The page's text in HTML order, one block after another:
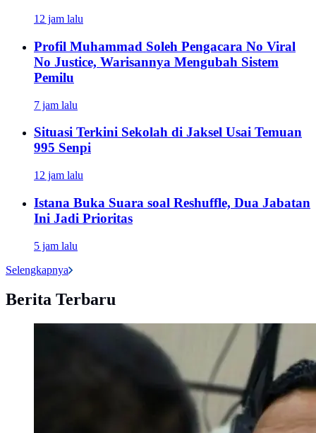
12 jam lalu
Profil Muhammad Soleh Pengacara No Viral
No Justice, Warisannya Mengubah Sistem
Pemilu
7 jam lalu
Situasi Terkini Sekolah di Jaksel Usai Temuan
995 Senpi
12 jam lalu
Istana Buka Suara soal Reshuffle, Dua Jabatan
Ini Jadi Prioritas
5 jam lalu
Selengkapnya
Berita Terbaru